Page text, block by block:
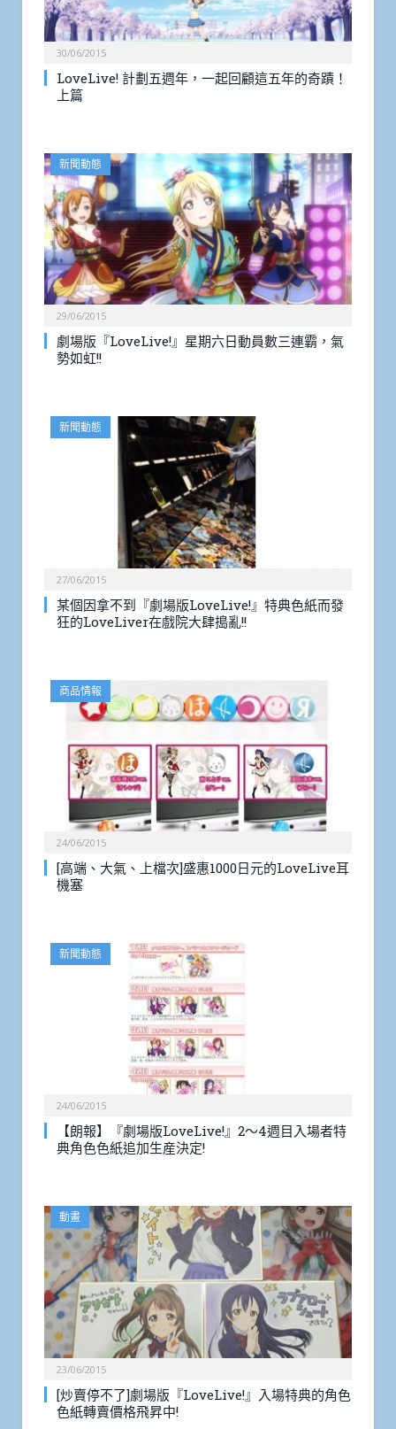
30/06/2015
LoveLive! 計劃五週年，一起回顧這五年的奇蹟！
上篇
新聞動態
29/06/2015
劇場版『LoveLive!』星期六日動員數三連霸，氣
勢如虹!!
新聞動態
27/06/2015
某個因拿不到『劇場版LoveLive!』特典色紙而發
狂的LoveLiver在戲院大肆搗亂!!
商品情報
24/06/2015
[高端、大氣、上檔次]盛惠1000日元的LoveLive耳
機塞
新聞動態
24/06/2015
【朗報】『劇場版LoveLive!』2～4週目入場者特
典角色色紙追加生産決定!
動畫
23/06/2015
[炒賣停不了]劇場版『LoveLive!』入場特典的角色
色紙轉賣價格飛昇中!